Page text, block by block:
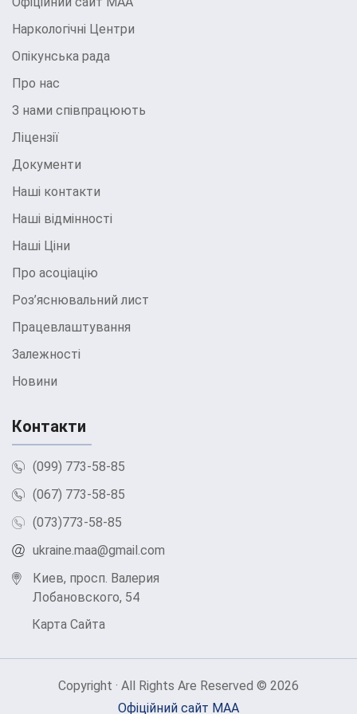
Люди, залежні від наркотиків, можуть
порушувати зобов’язання перед сім’єю, друзями
піклуватися про себе, оскільки їхнє бажання
вибрати наркотик бере на себе все їхнє життя.
• Заперечення
заперечення проблеми. Багато людей, залежні від
наркотиків, будуть стверджувати, що вони не
мають проблем або що вони можуть кинути в
будь-який час, коли захочуть. Це сильна ознака
Наркоманія є серйозною проблемою, яка
Першим кроком до одужання є виявлення
симптомів залежності у себе чи оточуючих.
Освіта та обізнаність мають важливе значення
для запобігання залежності від наркотиків та
професійною допомогою і не чекайте, поки
ситуація погіршиться, щоб вжити заходів.
Поради під час
лікування
наркозалежності
Сьогодні наркоманія є серйозною проблемою у
багатьох суспільствах. Це впливає не тільки на
Наркологічні Центри
Опікунська рада
Про нас
З нами співпрацюють
Ліцензії
Документи
Наші контакти
Наші відмінності
Наші Ціни
Про асоціацію
Роз’яснювальний лист
Працевлаштування
Залежності
Новини
Контакти
(099) 773-58-85
(067) 773-58-85
(073)773-58-85
ukraine.maa@gmail.com
Киев, просп. Валерия
Лобановского, 54
Карта Сайта
Copyright · All Rights Are Reserved © 2026
Офіційний сайт МАА